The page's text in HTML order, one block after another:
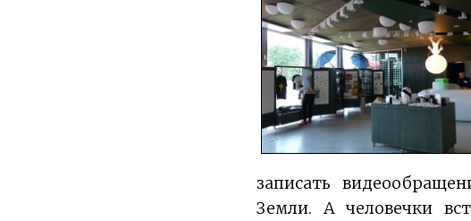
записать
Земли. А человечки